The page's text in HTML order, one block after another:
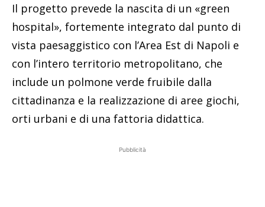
Il progetto prevede la nascita di un «green
hospital», fortemente integrato dal punto di
vista paesaggistico con l’Area Est di Napoli e
con l’intero territorio metropolitano, che
include un polmone verde fruibile dalla
cittadinanza e la realizzazione di aree giochi,
orti urbani e di una fattoria didattica.
Pubblicità